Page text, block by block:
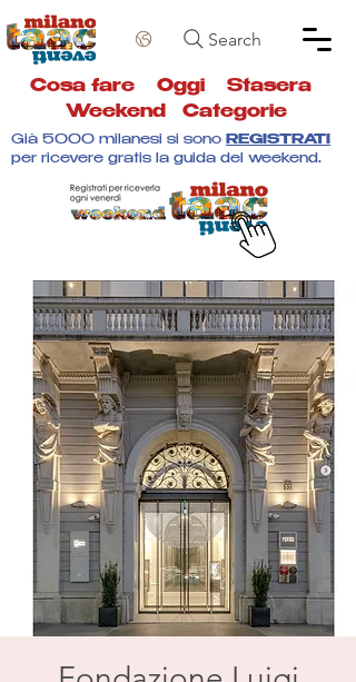
Search
Cosa fare Oggi Stasera
Weekend
Categorie
Già 5000 milanesi si sono REGISTRATI
per ricevere gratis la guida del weekend.